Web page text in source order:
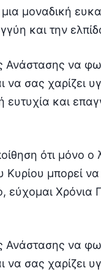
μια μοναδική
και την
να
να σας χαρίζει
ευτυχία και
ότι μόνο ο
Κυρίου μπορεί να
εύχομαι Χρόνια
να
να σας χαρίζει